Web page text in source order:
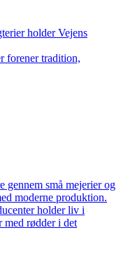
holder Vejens
forener tradition,
gennem små mejerier og
moderne produktion.
holder liv i
med rødder i det